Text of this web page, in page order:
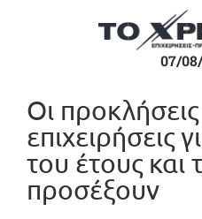
07/
Οι προκλήσεις
επιχειρήσεις
του έτους και
προσέξουν